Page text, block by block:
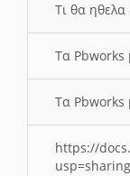
Τι θα
Τα Pbworks
Τα Pbworks
https://